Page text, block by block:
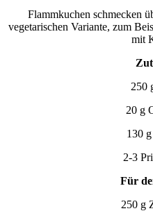
Flammkuchen schmecken
vegetarischen Variante, zum
mit
250
20 g
130
2-3
Für
250 g